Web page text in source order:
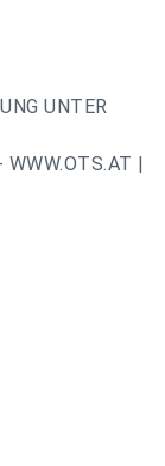
UNTER
WWW.OTS.AT |